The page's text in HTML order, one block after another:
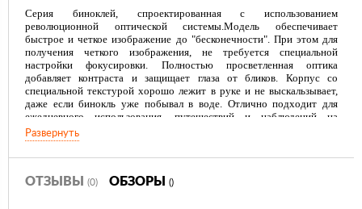
Серия биноклей, спроектированная с использованием
революционной оптической системы.Модель обеспечивает
быстрое и четкое изображение до "бесконечности". При этом для
получения четкого изображения, не требуется специальной
настройки фокусировки. Полностью просветленная оптика
добавляет контраста и защищает глаза от бликов. Корпус со
специальной текстурой хорошо лежит в руке и не выскальзывает,
даже если бинокль уже побывал в воде. Отлично подходит для
ежедневного использования, путешествий и наблюдений на
природе.
Развернуть
ОТЗЫВЫ (0) ОБЗОРЫ ()